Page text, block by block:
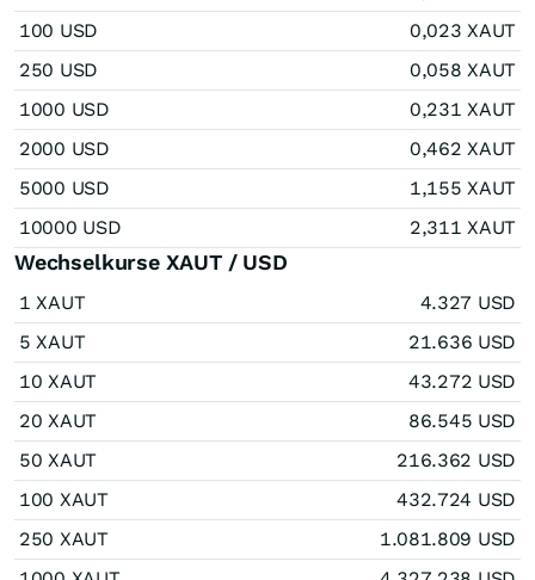
100 USD
0,023 XAUT
250 USD
0,058 XAUT
1000 USD
0,231 XAUT
2000 USD
0,462 XAUT
5000 USD
1,155 XAUT
10000 USD
2,311 XAUT
Wechselkurse XAUT / USD
1 XAUT
4.327 USD
5 XAUT
21.636 USD
10 XAUT
43.272 USD
20 XAUT
86.545 USD
50 XAUT
216.362 USD
100 XAUT
432.724 USD
250 XAUT
1.081.809 USD